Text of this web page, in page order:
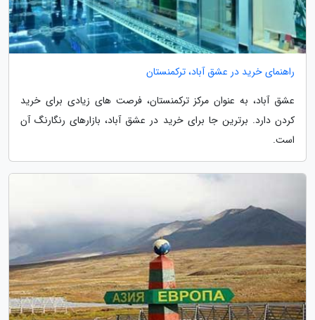
راهنمای خرید در عشق آباد، ترکمنستان
عشق آباد، به عنوان مرکز ترکمنستان، فرصت های زیادی برای خرید
کردن دارد. برترین جا برای خرید در عشق آباد، بازارهای رنگارنگ آن
است.